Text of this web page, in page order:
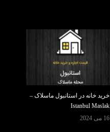
خرید خانه در استانبول ماسلاک –
Istanbul Maslak
16 می 2024